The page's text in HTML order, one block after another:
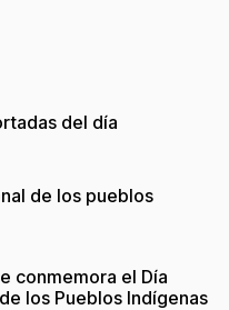
del día
de los pueblos
conmemora el Día
los Pueblos Indígenas